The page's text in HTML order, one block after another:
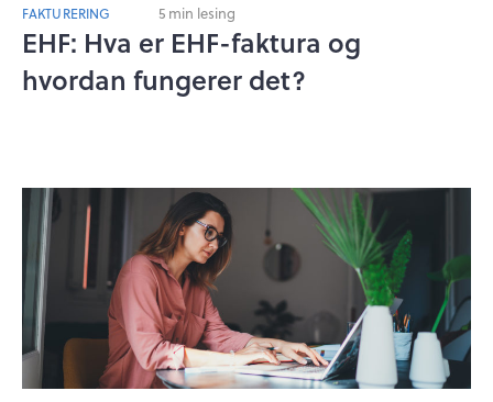
FAKTURERING 5 min lesing
EHF: Hva er EHF-faktura og
hvordan fungerer det?